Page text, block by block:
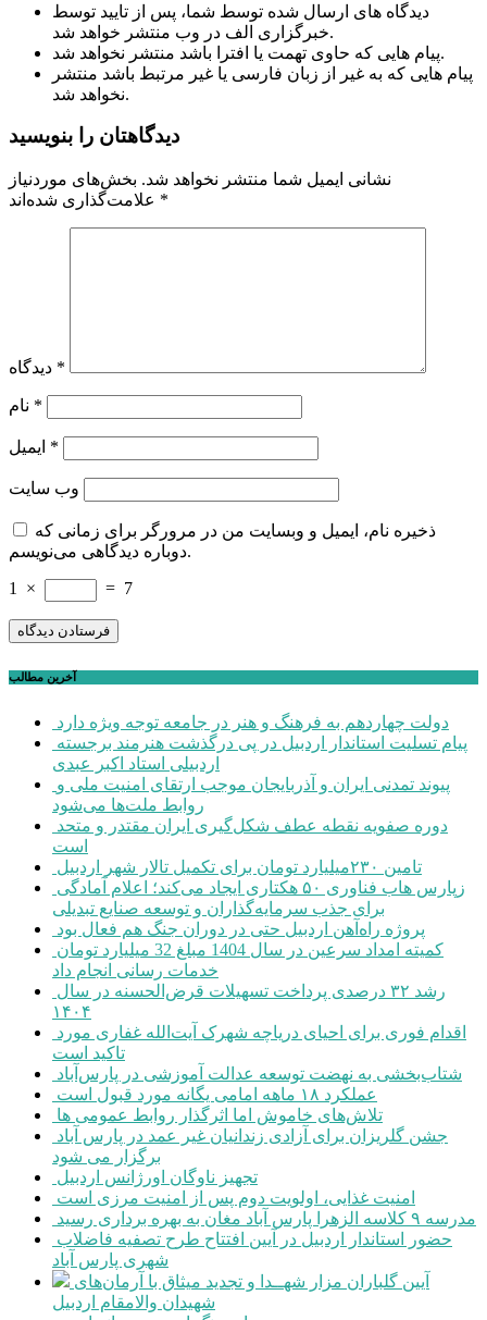
دیدگاه های ارسال شده توسط شما، پس از تایید توسط
خبرگزاری الف در وب منتشر خواهد شد.
پیام هایی که حاوی تهمت یا افترا باشد منتشر نخواهد شد.
پیام هایی که به غیر از زبان فارسی یا غیر مرتبط باشد منتشر
نخواهد شد.
دیدگاهتان را بنویسید
نشانی ایمیل شما منتشر نخواهد شد. بخش‌های موردنیاز
*
*
*
*
وب‌ سایت
ذخیره نام، ایمیل و وبسایت من در مرورگر برای زمانی که
دوباره دیدگاهی می‌نویسم.
1
× = 7
آخرین مطالب
دولت چهاردهم به فرهنگ و هنر در جامعه توجه ویژه دارد
اردبیلی استاد اکبر عبدی
روابط ملت‌ها می‌شود
است
تامین ۲۳۰میلیارد تومان برای تکمیل تالار شهر اردبیل
برای جذب سرمایه‌گذاران و توسعه صنایع تبدیلی
پروژه راه‌آهن اردبیل حتی در دوران جنگ هم فعال بود
خدمات رسانی انجام داد
۱۴۰۴
تاکید است
شتاب‌بخشی به نهضت توسعه عدالت آموزشی در پارس‌آباد
عملکرد ۱۸ ماهه امامی یگانه مورد قبول است
تلاش‌های خاموش اما اثرگذار روابط عمومی ها
برگزار می شود
تجهیز ناوگان اورژانس اردبیل
امنیت غذایی، اولویت دوم پس از امنیت مرزی است
مدرسه ۹ کلاسه الزهرا پارس آباد مغان به بهره برداری رسید
شهری پارس آباد
شهیدان والامقام اردبیل